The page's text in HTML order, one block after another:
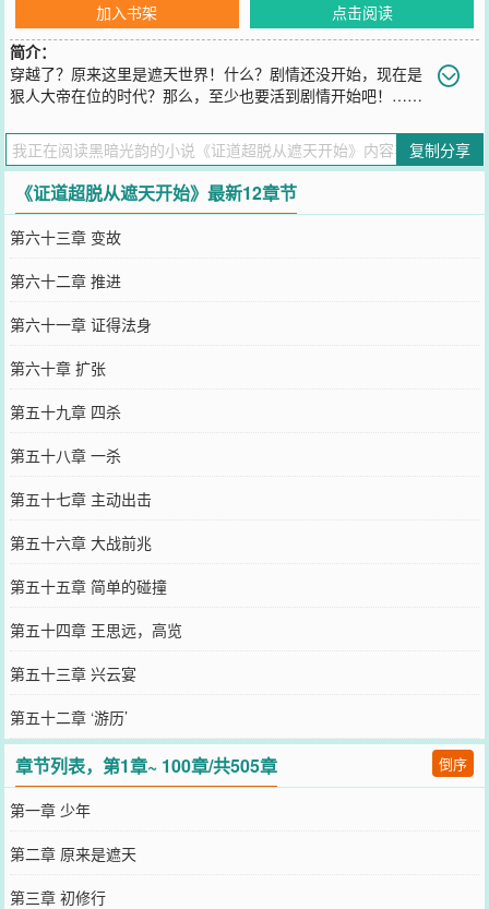
加入书架
点击阅读
简介：
穿越了？原来这里是遮天世界！什么？剧情还没开始，现在是
狠人大帝在位的时代？那么，至少也要活到剧情开始吧！……
您要是觉得《证道超脱从遮天开始》还不错的话请不要忘记向您QQ群
和微博微信里的朋友推荐哦！
复制分享
《证道超脱从遮天开始》最新12章节
第六十三章 变故
第六十二章 推进
第六十一章 证得法身
第六十章 扩张
第五十九章 四杀
第五十八章 一杀
第五十七章 主动出击
第五十六章 大战前兆
第五十五章 简单的碰撞
第五十四章 王思远，高览
第五十三章 兴云宴
第五十二章 ‘游历’
章节列表，第1章~ 100章/共505章 倒序
第一章 少年
第二章 原来是遮天
第三章 初修行